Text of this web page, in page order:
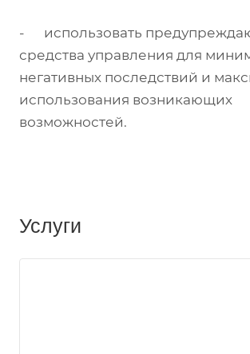
- использовать
средства управления для
негативных последствий и
использования возникающих
возможностей.
Услуги